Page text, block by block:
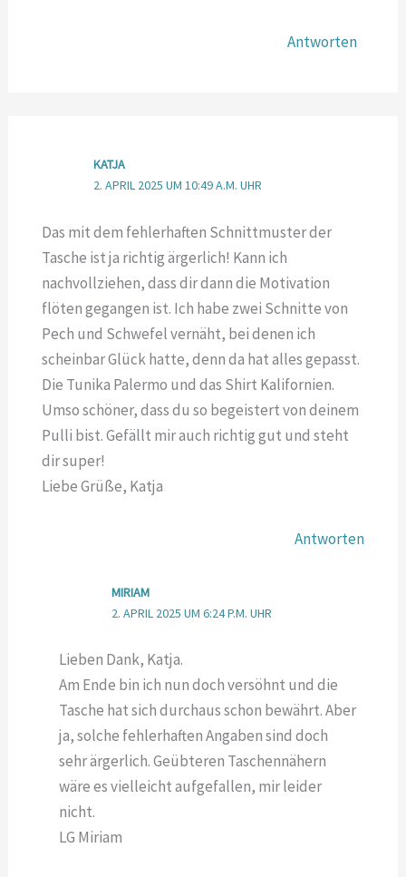
Antworten
KATJA
2. APRIL 2025 UM 10:49 A.M. UHR
Das mit dem fehlerhaften Schnittmuster der
Tasche ist ja richtig ärgerlich! Kann ich
nachvollziehen, dass dir dann die Motivation
flöten gegangen ist. Ich habe zwei Schnitte von
Pech und Schwefel vernäht, bei denen ich
scheinbar Glück hatte, denn da hat alles gepasst.
Die Tunika Palermo und das Shirt Kalifornien.
Umso schöner, dass du so begeistert von deinem
Pulli bist. Gefällt mir auch richtig gut und steht
dir super!
Liebe Grüße, Katja
Antworten
MIRIAM
2. APRIL 2025 UM 6:24 P.M. UHR
Lieben Dank, Katja.
Am Ende bin ich nun doch versöhnt und die
Tasche hat sich durchaus schon bewährt. Aber
ja, solche fehlerhaften Angaben sind doch
sehr ärgerlich. Geübteren Taschennähern
wäre es vielleicht aufgefallen, mir leider
nicht.
LG Miriam